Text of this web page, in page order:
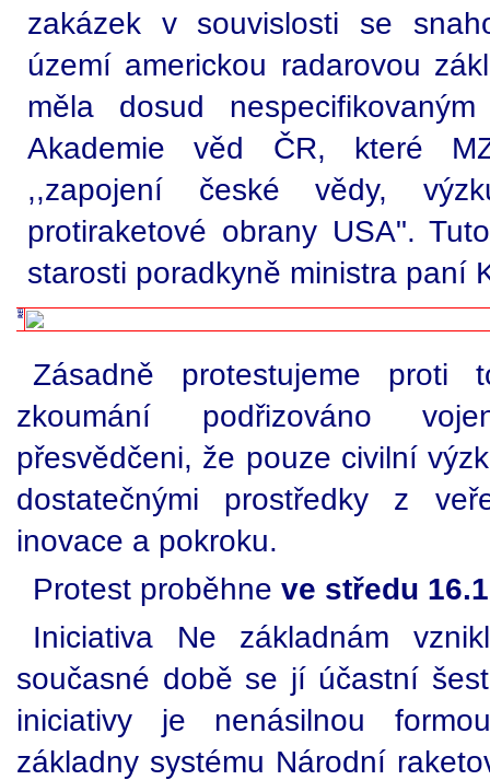
zakázek v souvislosti se
území americkou radarovou
měla dosud
Akademie věd ČR, které
,,zapojení české vědy,
protiraketové obrany USA".
starosti poradkyně ministra paní
Zásadně protestujeme proti
zkoumání podřizováno
přesvědčeni, že pouze civilní
dostatečnými prostředky z
inovace a pokroku.
Protest proběhne ve středu
Iniciativa Ne základnám
současné době se jí účastní
iniciativy je nenásilnou
základny systému Národní